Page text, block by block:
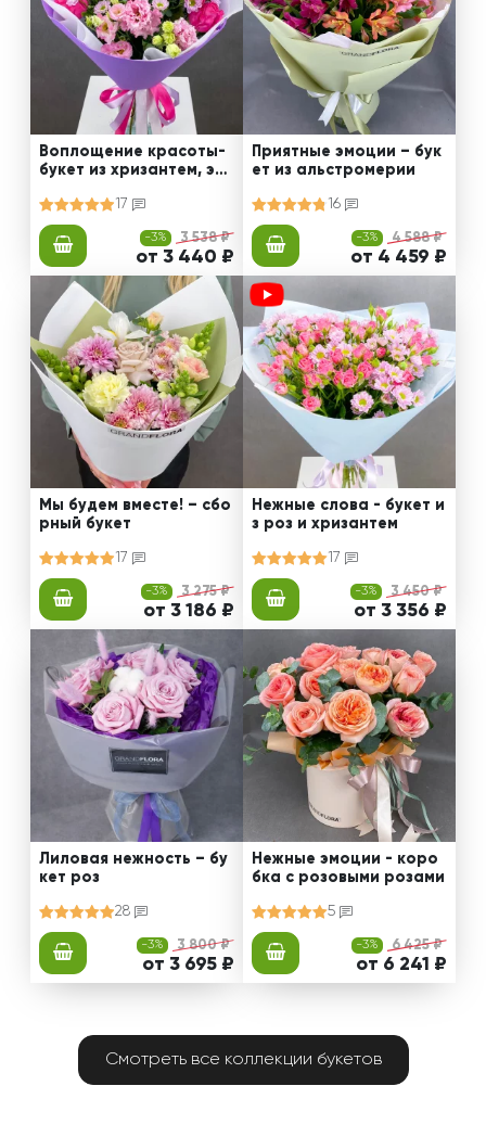
Воплощение красоты-
букет из хризантем, эус
17
-3% 3 538 ₽
от 3 440 ₽
Приятные эмоции – бук
ет из альстромерии
16
-3% 4 588 ₽
от 4 459 ₽
Мы будем вместе! – сбо
рный букет
17
-3% 3 275 ₽
от 3 186 ₽
Нежные слова - букет и
з роз и хризантем
17
-3% 3 450 ₽
от 3 356 ₽
Лиловая нежность – бу
кет роз
28
-3% 3 800 ₽
от 3 695 ₽
Нежные эмоции - коро
бка с розовыми розами
5
-3% 6 425 ₽
от 6 241 ₽
Смотреть все коллекции букетов